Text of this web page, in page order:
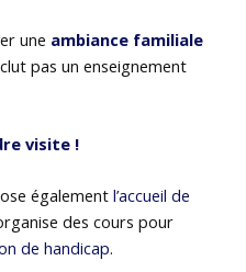
une ambiance familiale
pas un enseignement
visite !
égalementl’accueil de
des cours pour
de handicap.